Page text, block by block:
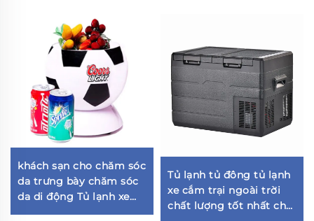
khách sạn cho chăm sóc
da trưng bày chăm sóc
da di động Tủ lạnh xe
hơi nhỏ cho phòng ngủ
Tủ lạnh tủ đông tủ lạnh
xe cắm trại ngoài trời
chất lượng tốt nhất cho